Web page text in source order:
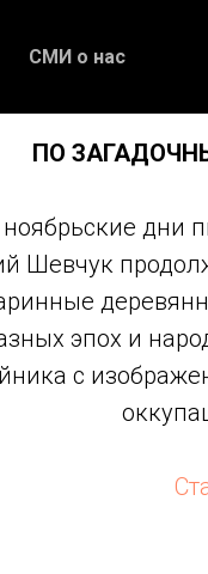
СМИ о нас
ПО
дни
Шевчук
эпох и
с